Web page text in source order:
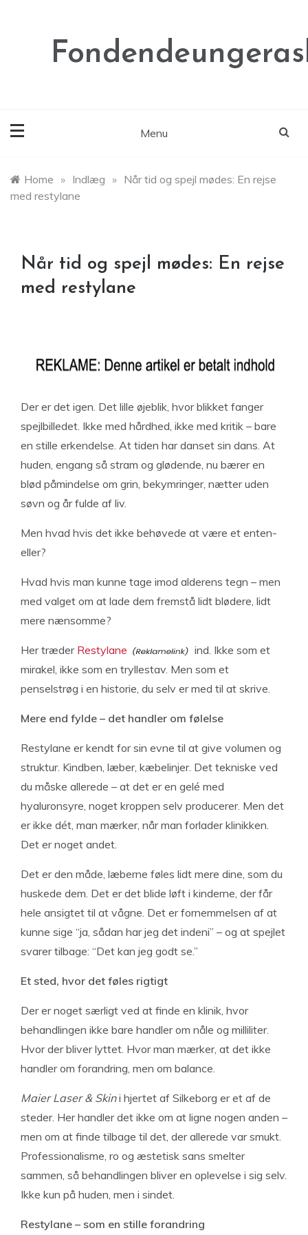
Menu
Home » Indlæg » Når tid og spejl mødes: En rejse
med restylane
Når tid og spejl mødes: En rejse
med restylane
Der er det igen. Det lille øjeblik, hvor blikket fanger
spejlbilledet. Ikke med hårdhed, ikke med kritik – bare
en stille erkendelse. At tiden har danset sin dans. At
huden, engang så stram og glødende, nu bærer en
blød påmindelse om grin, bekymringer, nætter uden
søvn og år fulde af liv.
Men hvad hvis det ikke behøvede at være et enten-
eller?
Hvad hvis man kunne tage imod alderens tegn – men
med valget om at lade dem fremstå lidt blødere, lidt
mere nænsomme?
Her træder Restylane
ind. Ikke som et
mirakel, ikke som en tryllestav. Men som et
penselstrøg i en historie, du selv er med til at skrive.
Mere end fylde – det handler om følelse
Restylane er kendt for sin evne til at give volumen og
struktur. Kindben, læber, kæbelinjer. Det tekniske ved
du måske allerede – at det er en gelé med
hyaluronsyre, noget kroppen selv producerer. Men det
er ikke dét, man mærker, når man forlader klinikken.
Det er noget andet.
Det er den måde, læberne føles lidt mere dine, som du
huskede dem. Det er det blide løft i kinderne, der får
hele ansigtet til at vågne. Det er fornemmelsen af at
kunne sige “ja, sådan har jeg det indeni” – og at spejlet
svarer tilbage: “Det kan jeg godt se.”
Et sted, hvor det føles rigtigt
Der er noget særligt ved at finde en klinik, hvor
behandlingen ikke bare handler om nåle og milliliter.
Hvor der bliver lyttet. Hvor man mærker, at det ikke
handler om forandring, men om balance.
Maier Laser & Skini hjertet af Silkeborg er et af de
steder. Her handler det ikke om at ligne nogen anden –
men om at finde tilbage til det, der allerede var smukt.
Professionalisme, ro og æstetisk sans smelter
sammen, så behandlingen bliver en oplevelse i sig selv.
Ikke kun på huden, men i sindet.
Restylane – som en stille forandring